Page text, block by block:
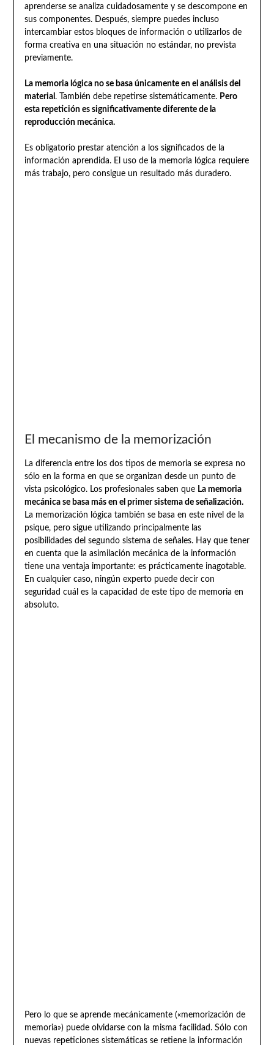
aprenderse se analiza cuidadosamente y se descompone en
sus componentes. Después, siempre puedes incluso
intercambiar estos bloques de información o utilizarlos de
forma creativa en una situación no estándar, no prevista
previamente.
La memoria lógica no se basa únicamente en el análisis del
material . También debe repetirse sistemáticamente. Pero
esta repetición es significativamente diferente de la
reproducción mecánica.
Es obligatorio prestar atención a los significados de la
información aprendida. El uso de la memoria lógica requiere
más trabajo, pero consigue un resultado más duradero.
El mecanismo de la memorización
La diferencia entre los dos tipos de memoria se expresa no
sólo en la forma en que se organizan desde un punto de
vista psicológico. Los profesionales saben que La memoria
mecánica se basa más en el primer sistema de señalización.
La memorización lógica también se basa en este nivel de la
psique, pero sigue utilizando principalmente las
posibilidades del segundo sistema de señales. Hay que tener
en cuenta que la asimilación mecánica de la información
tiene una ventaja importante: es prácticamente inagotable.
En cualquier caso, ningún experto puede decir con
seguridad cuál es la capacidad de este tipo de memoria en
absoluto.
Pero lo que se aprende mecánicamente («memorización de
memoria») puede olvidarse con la misma facilidad. Sólo con
nuevas repeticiones sistemáticas se retiene la información